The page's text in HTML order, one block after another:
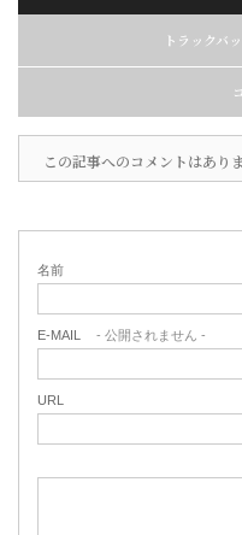
トラックバ
この記事へのコメントはあり
名前
E-MAIL - 公開されません -
URL